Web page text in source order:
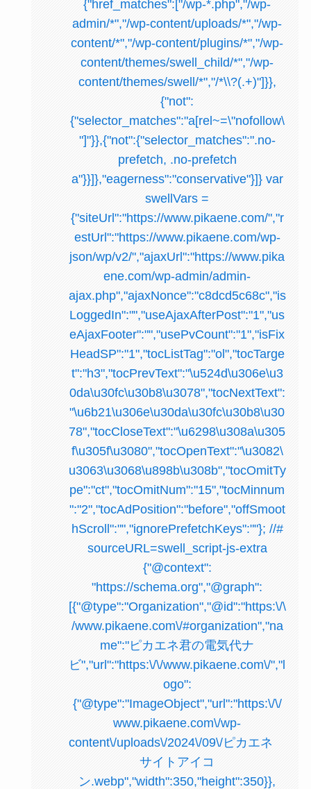
{"href_matches":["/wp-*.php","/wp-
admin/*","/wp-content/uploads/*","/wp-
content/*","/wp-content/plugins/*","/wp-
content/themes/swell_child/*","/wp-
content/themes/swell/*","/*\\?(.+)"]}},
{"not":
{"selector_matches":"a[rel~=\"nofollow\
"]"}},{"not":{"selector_matches":".no-
prefetch, .no-prefetch
a"}}]},"eagerness":"conservative"}]} var
swellVars =
{"siteUrl":"https://www.pikaene.com/","r
estUrl":"https://www.pikaene.com/wp-
json/wp/v2/","ajaxUrl":"https://www.pika
ene.com/wp-admin/admin-
ajax.php","ajaxNonce":"c8dcd5c68c","is
LoggedIn":"","useAjaxAfterPost":"1","us
eAjaxFooter":"","usePvCount":"1","isFix
HeadSP":"1","tocListTag":"ol","tocTarge
t":"h3","tocPrevText":"\u524d\u306e\u3
0da\u30fc\u30b8\u3078","tocNextText":
"\u6b21\u306e\u30da\u30fc\u30b8\u30
78","tocCloseText":"\u6298\u308a\u305
f\u305f\u3080","tocOpenText":"\u3082\
u3063\u3068\u898b\u308b","tocOmitTy
pe":"ct","tocOmitNum":"15","tocMinnum
":"2","tocAdPosition":"before","offSmoot
hScroll":"","ignorePrefetchKeys":""}; //#
sourceURL=swell_script-js-extra
{"@context":
"https://schema.org","@graph":
[{"@type":"Organization","@id":"https:\/\
/www.pikaene.com\/#organization","na
me":"ピカエネ君の電気代ナ
ビ","url":"https:\/\/www.pikaene.com\/","l
ogo":
{"@type":"ImageObject","url":"https:\/\/
www.pikaene.com\/wp-
content\/uploads\/2024\/09\/ピカエネ
サイトアイコ
ン.webp","width":350,"height":350}},